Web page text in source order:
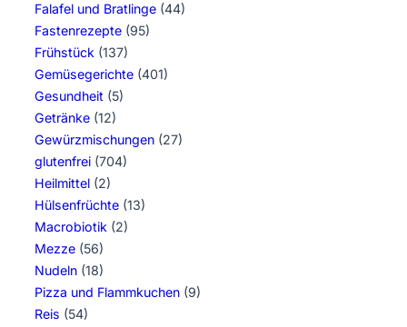
Falafel und Bratlinge (44)
Fastenrezepte (95)
Frühstück (137)
Gemüsegerichte (401)
Gesundheit (5)
Getränke (12)
Gewürzmischungen (27)
glutenfrei (704)
Heilmittel (2)
Hülsenfrüchte (13)
Macrobiotik (2)
Mezze (56)
Nudeln (18)
Pizza und Flammkuchen (9)
Reis (54)